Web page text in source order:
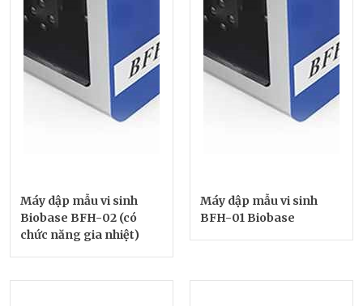
Máy dập mẫu vi sinh
Biobase BFH-02 (có
chức năng gia nhiệt)
Máy dập mẫu vi sinh
BFH-01 Biobase